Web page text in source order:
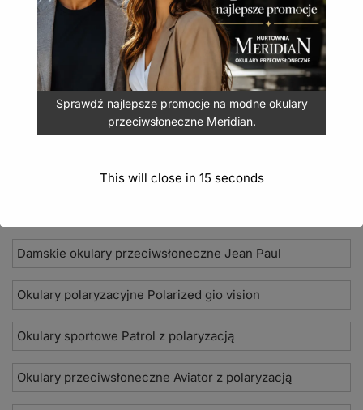
24,90zł (30,63złz VAT)
DODAJ DO KOSZYKA
Nowości 2026
Damskie okulary przeciwsłoneczne Jean Paul
Okulary polaryzacyjne Polarized gio vision
Okulary sportowe Patrol z polaryzacją
Okulary przeciwsłoneczne Aviator z polaryzacją
Sprawdź najlepsze promocje na modne okulary
przeciwsłoneczne Meridian.
This will close in 15 seconds